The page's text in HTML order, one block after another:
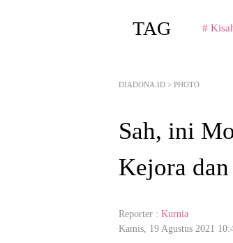
TAG #
DIADONA.ID > PHOTO
Sah, ini
Kejora
Reporter : Kurnia
Kamis, 19 Agustus 2021